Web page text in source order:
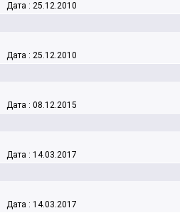
Дата : 25.12.2010
Дата : 25.12.2010
Дата : 08.12.2015
Дата : 14.03.2017
Дата : 14.03.2017